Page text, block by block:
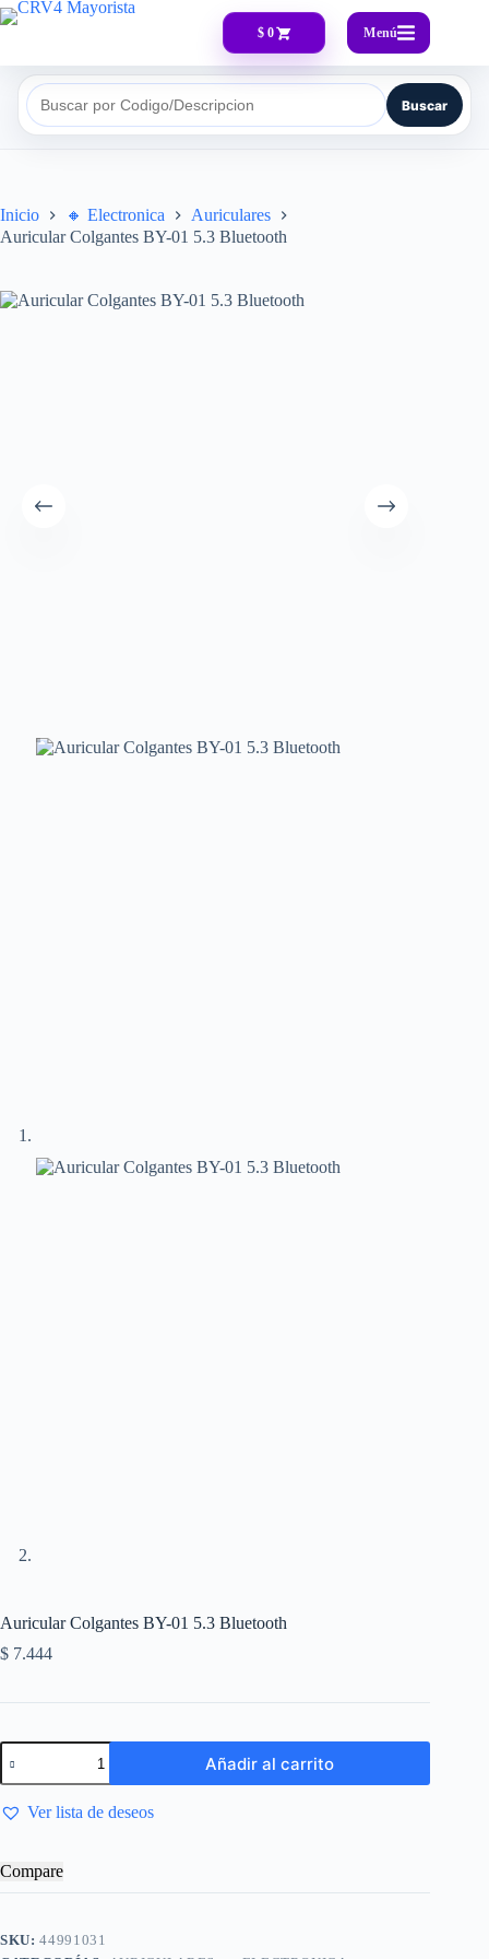
$ 0 Menú
Buscar por Codigo/Descripcion Buscar
Inicio 🔸​ Electronica
Auriculares
Auricular Colgantes BY-01 5.3 Bluetooth
Auricular Colgantes BY-01 5.3 Bluetooth
$ 7.444
Añadir al carrito
Ver lista de deseos
Compare
SKU:44991031